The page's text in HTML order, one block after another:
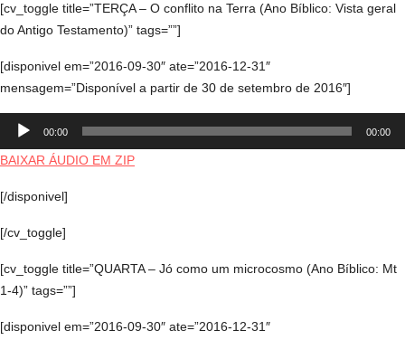
[cv_toggle title=”TERÇA – O conflito na Terra (Ano Bíblico: Vista geral
do Antigo Testamento)” tags=””]
[disponivel em=”2016-09-30″ ate=”2016-12-31″
mensagem=”Disponível a partir de 30 de setembro de 2016″]
Tocador
áudio
00:00 00:00
BAIXAR ÁUDIO EM ZIP
[/disponivel]
[/cv_toggle]
[cv_toggle title=”QUARTA – Jó como um microcosmo (Ano Bíblico: Mt
1-4)” tags=””]
[disponivel em=”2016-09-30″ ate=”2016-12-31″